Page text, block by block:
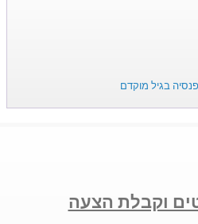
בגיל מוקדם
וקבלת הצעה